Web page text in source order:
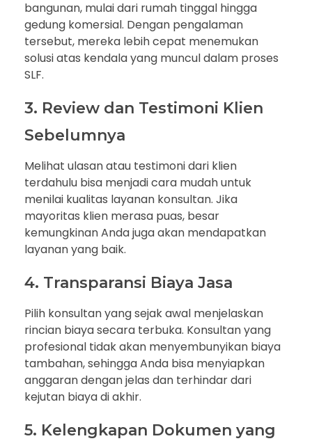
bangunan, mulai dari rumah tinggal hingga
gedung komersial. Dengan pengalaman
tersebut, mereka lebih cepat menemukan
solusi atas kendala yang muncul dalam proses
SLF.
3. Review dan Testimoni Klien
Sebelumnya
Melihat ulasan atau testimoni dari klien
terdahulu bisa menjadi cara mudah untuk
menilai kualitas layanan konsultan. Jika
mayoritas klien merasa puas, besar
kemungkinan Anda juga akan mendapatkan
layanan yang baik.
4. Transparansi Biaya Jasa
Pilih konsultan yang sejak awal menjelaskan
rincian biaya secara terbuka. Konsultan yang
profesional tidak akan menyembunyikan biaya
tambahan, sehingga Anda bisa menyiapkan
anggaran dengan jelas dan terhindar dari
kejutan biaya di akhir.
5. Kelengkapan Dokumen yang